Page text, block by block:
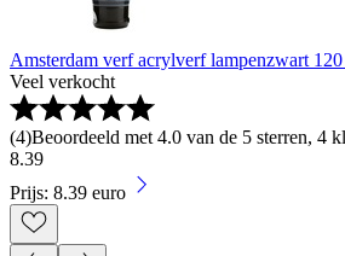
Amsterdam verf acrylverf lampenzwart
Veel verkocht
(4)Beoordeeld met 4.0 van de 5 sterren, 4
8.39
Prijs: 8.39 euro